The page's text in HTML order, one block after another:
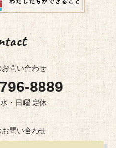
お問い合わせ
8889
・日曜 定休
お問い合わせ